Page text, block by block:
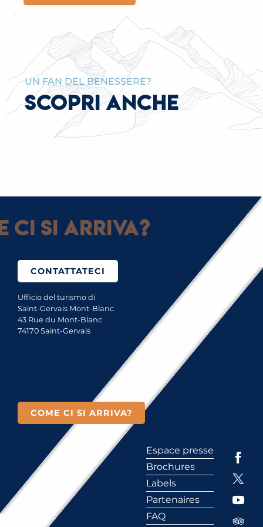
UN FAN DEL BENESSERE?
SCOPRI ANCHE
ci si arriva?
CONTATTATECI
Ufficio del turismo di
Saint-Gervais Mont-Blanc
43 Rue du Mont-Blanc
74170 Saint-Gervais
COME CI SI ARRIVA?
Espace presse
Brochures
Labels
Partenaires
FAQ